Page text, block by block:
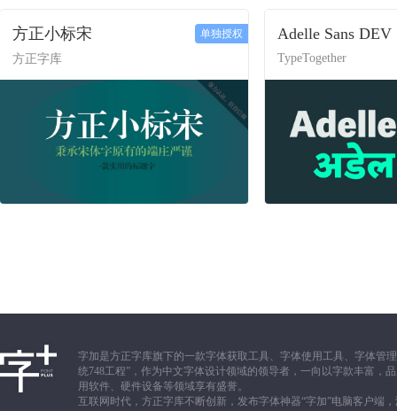
方正小标宋
方正字库
单独授权 Adelle Sans DEV
TypeTogether
字加是方正字库旗下的一款字体获取工具、字体使用工具、字体管
统748工程”，作为中文字体设计领域的领导者，一向以字款丰富，
用软件、硬件设备等领域享有盛誉。
互联网时代，方正字库不断创新，发布字体神器“字加”电脑客户端